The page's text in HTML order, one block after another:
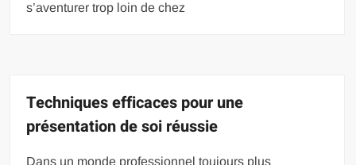
s’aventurer trop loin de chez
Techniques efficaces pour une
présentation de soi réussie
Dans un monde professionnel toujours plus